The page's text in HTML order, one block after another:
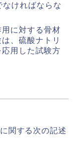
ければならな
に対する骨材
、硫酸ナトリ
用した試験方
関する次の記述